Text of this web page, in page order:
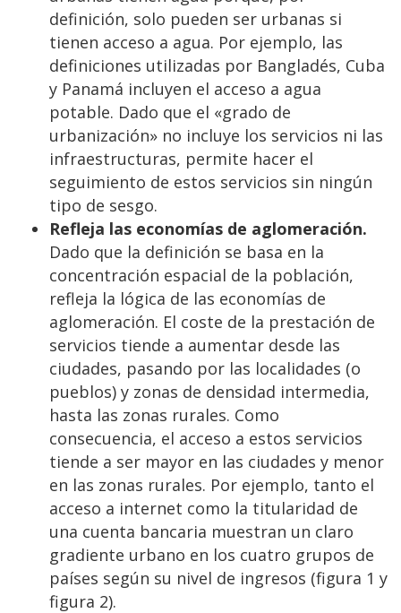
definición, solo pueden ser urbanas si
tienen acceso a agua. Por ejemplo, las
definiciones utilizadas por Bangladés, Cuba
y Panamá incluyen el acceso a agua
potable. Dado que el «grado de
urbanización» no incluye los servicios ni las
infraestructuras, permite hacer el
seguimiento de estos servicios sin ningún
tipo de sesgo.
Refleja las economías de aglomeración.
Dado que la definición se basa en la
concentración espacial de la población,
refleja la lógica de las economías de
aglomeración. El coste de la prestación de
servicios tiende a aumentar desde las
ciudades, pasando por las localidades (o
pueblos) y zonas de densidad intermedia,
hasta las zonas rurales. Como
consecuencia, el acceso a estos servicios
tiende a ser mayor en las ciudades y menor
en las zonas rurales. Por ejemplo, tanto el
acceso a internet como la titularidad de
una cuenta bancaria muestran un claro
gradiente urbano en los cuatro grupos de
países según su nivel de ingresos (figura 1 y
figura 2).